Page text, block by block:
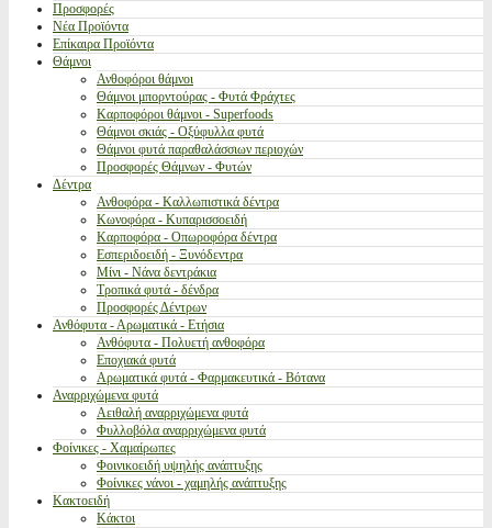
Προσφορές
Νέα Προϊόντα
Επίκαιρα Προϊόντα
Θάμνοι
Ανθοφόροι θάμνοι
Θάμνοι μπορντούρας - Φυτά Φράχτες
Καρποφόροι θάμνοι - Superfoods
Θάμνοι σκιάς - Οξύφυλλα φυτά
Θάμνοι φυτά παραθαλάσσιων περιοχών
Προσφορές Θάμνων - Φυτών
Δέντρα
Ανθοφόρα - Καλλωπιστικά δέντρα
Κωνοφόρα - Κυπαρισσοειδή
Καρποφόρα - Οπωροφόρα δέντρα
Εσπεριδοειδή - Ξυνόδεντρα
Μίνι - Νάνα δεντράκια
Τροπικά φυτά - δένδρα
Προσφορές Δέντρων
Ανθόφυτα - Αρωματικά - Ετήσια
Ανθόφυτα - Πολυετή ανθοφόρα
Εποχιακά φυτά
Αρωματικά φυτά - Φαρμακευτικά - Βότανα
Αναρριχώμενα φυτά
Αειθαλή αναρριχώμενα φυτά
Φυλλοβόλα αναρριχώμενα φυτά
Φοίνικες - Χαμαίρωπες
Φοινικοειδή υψηλής ανάπτυξης
Φοίνικες νάνοι - χαμηλής ανάπτυξης
Κακτοειδή
Κάκτοι